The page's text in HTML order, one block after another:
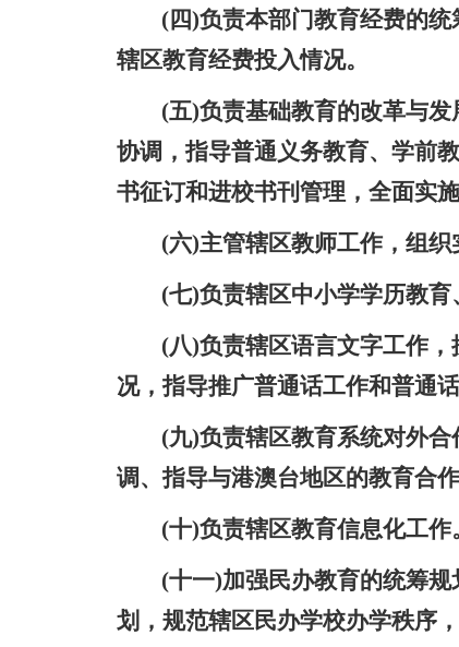
(四)负责本部门教育经费的
辖区教育经费投入情况。
(五)负责基础教育的改革与
协调，指导普通义务教育、学前
书征订和进校书刊管理，全面实施
(六)主管辖区教师工作，组织
(七)负责辖区中小学学历教育
(八)负责辖区语言文字工作
况，指导推广普通话工作和普通
(九)负责辖区教育系统对外
调、指导与港澳台地区的教育合
(十)负责辖区教育信息化工作
(十一)加强民办教育的统筹
划，规范辖区民办学校办学秩序